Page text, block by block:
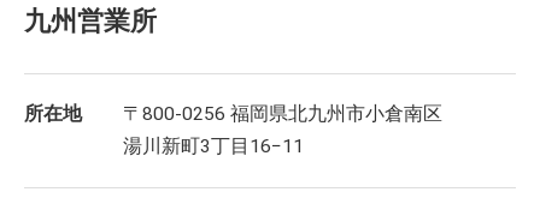
九州営業所
所在地
〒800-0256 福岡県北九州市小倉南区
湯川新町3丁目16−11